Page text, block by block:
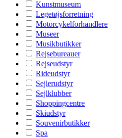
Kunstmuseum
Legetøjsforretning
Motorcykelforhandlere
Museer
Musikbutikker
Rejsebureauer
Rejseudstyr
Rideudstyr
Sejlerudstyr
Sejlklubber
Shoppingcentre
Skiudstyr
Souvenirbutikker
Spa